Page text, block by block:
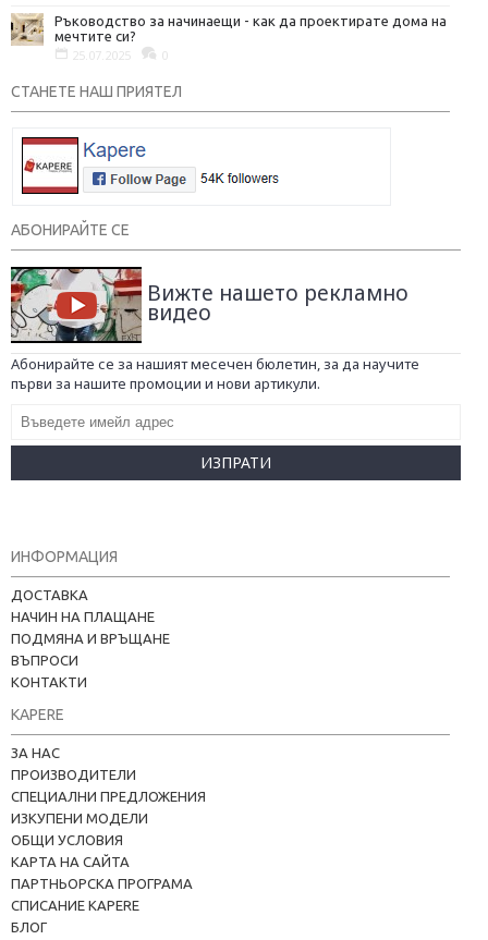
Ръководство за начинаещи - как да проектирате дома на
мечтите си?
25.07.2025 0
СТАНЕТЕ НАШ ПРИЯТЕЛ
АБОНИРАЙТЕ СЕ
Вижте нашето рекламно
видео
Абонирайте се за нашият месечен бюлетин, за да научите
първи за нашите промоции и нови артикули.
ИЗПРАТИ
ИНФОРМАЦИЯ
ДОСТАВКА
НАЧИН НА ПЛАЩАНЕ
ПОДМЯНА И ВРЪЩАНЕ
ВЪПРОСИ
КОНТАКТИ
KAPERE
ЗА НАС
ПРОИЗВОДИТЕЛИ
СПЕЦИАЛНИ ПРЕДЛОЖЕНИЯ
ИЗКУПЕНИ МОДЕЛИ
ОБЩИ УСЛОВИЯ
КАРТА НА САЙТА
ПАРТНЬОРСКА ПРОГРАМА
СПИСАНИЕ KAPERE
БЛОГ